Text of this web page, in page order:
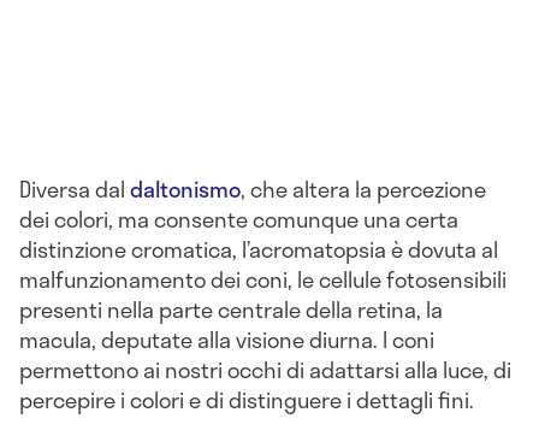
Diversa daldaltonismo, che altera la percezione
dei colori, ma consente comunque una certa
distinzione cromatica, l’acromatopsia è dovuta al
malfunzionamento dei coni, le cellule fotosensibili
presenti nella parte centrale della retina, la
macula, deputate alla visione diurna. I coni
permettono ai nostri occhi di adattarsi alla luce, di
percepire i colori e di distinguere i dettagli fini.